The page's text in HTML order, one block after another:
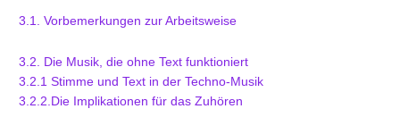
3.1. Vorbemerkungen zur Arbeitsweise
3.2. Die Musik, die ohne Text funktioniert
3.2.1 Stimme und Text in der Techno-Musik
3.2.2.Die Implikationen für das Zuhören